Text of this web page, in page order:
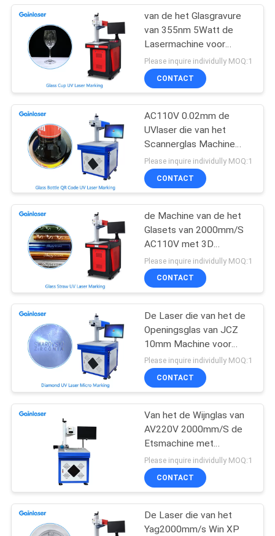
Plastic Laser die
Machine merken
Glaslaser die
Machine merken
Leerlaser die
Machine merken
4
Metaallaser die
Machine merkt
van de het Glasgravure
van 355nm 5Watt de
Lasermachine voor
Plastiek
Please inquire individully MOQ:1
CONTACT
AC110V 0.02mm de
UVlaser die van het
Scannerglas Machine
merken
Please inquire individully MOQ:1
CONTACT
de Machine van de het
Glasets van 2000mm/S
AC110V met 3D
Omwentelingsas
Please inquire individully MOQ:1
CONTACT
De Laser die van het de
Openingsglas van JCZ
10mm Machine voor
Metaal merken
Please inquire individully MOQ:1
CONTACT
Van het de Wijnglas van
AV220V 2000mm/S de
Etsmachine met
Roterende Inrichting
Please inquire individully MOQ:1
CONTACT
De Laser die van het
Yag2000mm/s Win XP